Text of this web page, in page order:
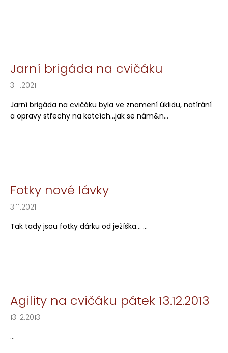
Jarní brigáda na cvičáku
3.11.2021
Jarní brigáda na cvičáku byla ve znamení úklidu, natírání
a opravy střechy na kotcích...jak se nám&n...
Fotky nové lávky
3.11.2021
Tak tady jsou fotky dárku od ježíška... ...
Agility na cvičáku pátek 13.12.2013
13.12.2013
...